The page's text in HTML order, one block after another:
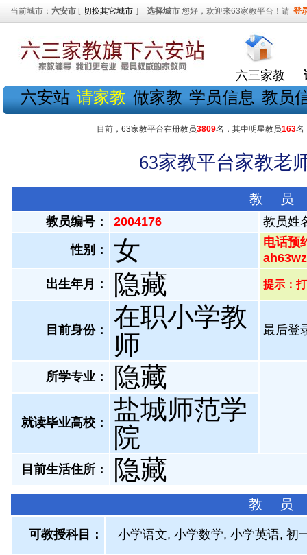
当前城市： 六安市 [ 切换其它城市 ] 选择城市 您好，欢迎来63家教平台！请 登
六三家教
六安站 请家教 做家教 学员信息 教员
目前，63家教平台在册教员3809名，其中明星教员163名
63家教平台家教老
教 员
教员编号： 2004176 教员姓
性别： 女
电话预
出生年月：
隐藏 提示：
目前身份：
在职小学教
师
最后登
所学专业： 隐藏
就读毕业高校：
盐城师范学
院
目前生活住所： 隐藏
教 员
可教授科目： 小学语文, 小学数学, 小学英语, 初